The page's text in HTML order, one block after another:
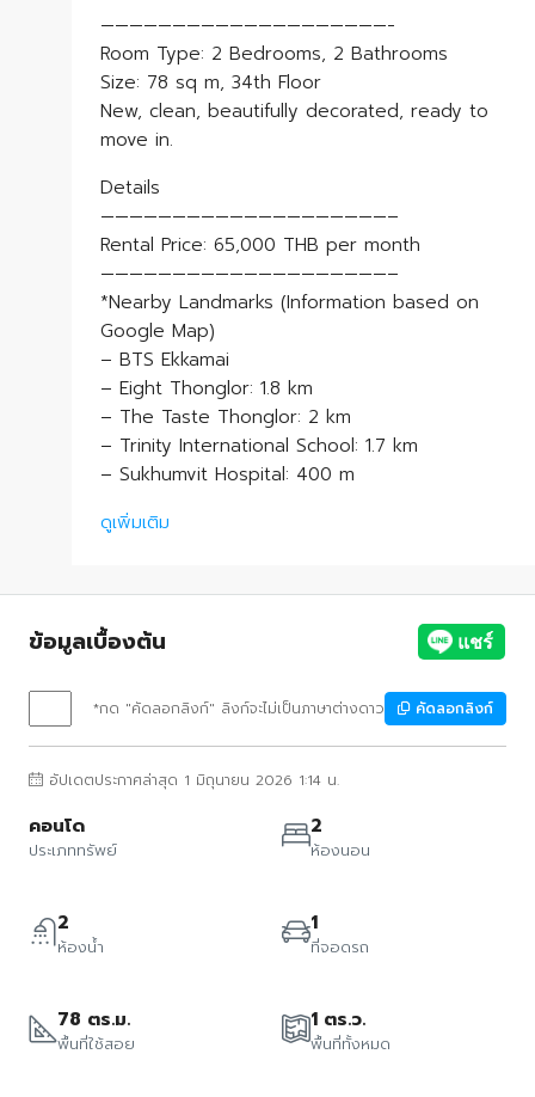
————————————————————-
Room Type: 2 Bedrooms, 2 Bathrooms
Size: 78 sq m, 34th Floor
New, clean, beautifully decorated, ready to
move in.
Details
————————————————————–
Rental Price: 65,000 THB per month
————————————————————–
*Nearby Landmarks (Information based on
Google Map)
– BTS Ekkamai
– Eight Thonglor: 1.8 km
– The Taste Thonglor: 2 km
– Trinity International School: 1.7 km
– Sukhumvit Hospital: 400 m
ดูเพิ่มเติม
ข้อมูลเบื้องต้น
*กด "คัดลอกลิงก์" ลิงก์จะไม่เป็นภาษาต่างดาว คัดลอกลิงก์
อัปเดตประกาศล่าสุด 1 มิถุนายน 2026 1:14 น.
คอนโด
ประเภททรัพย์
2
ห้องนอน
2
ห้องน้ำ
1
ที่จอดรถ
78 ตร.ม.
พื้นที่ใช้สอย
1 ตร.ว.
พื้นที่ทั้งหมด